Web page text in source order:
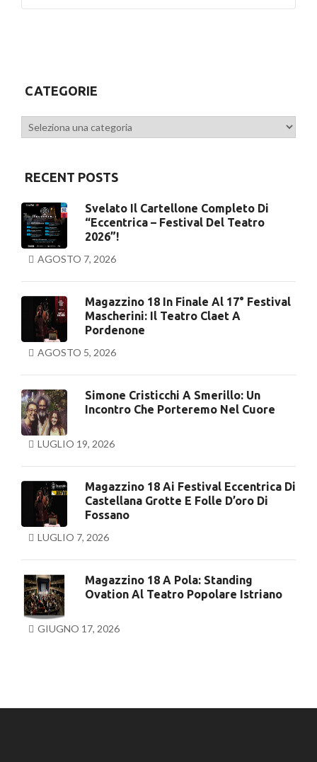
CATEGORIE
Categorie
RECENT POSTS
Svelato Il Cartellone Completo Di
“Eccentrica – Festival Del Teatro
2026”!
AGOSTO 7, 2026
Magazzino 18 In Finale Al 17° Festival
Mascherini: Il Teatro Claet A
Pordenone
AGOSTO 5, 2026
Simone Cristicchi A Smerillo: Un
Incontro Che Porteremo Nel Cuore
LUGLIO 19, 2026
Magazzino 18 Ai Festival Eccentrica Di
Castellana Grotte E Folle D’oro Di
Fossano
LUGLIO 7, 2026
Magazzino 18 A Pola: Standing
Ovation Al Teatro Popolare Istriano
GIUGNO 17, 2026